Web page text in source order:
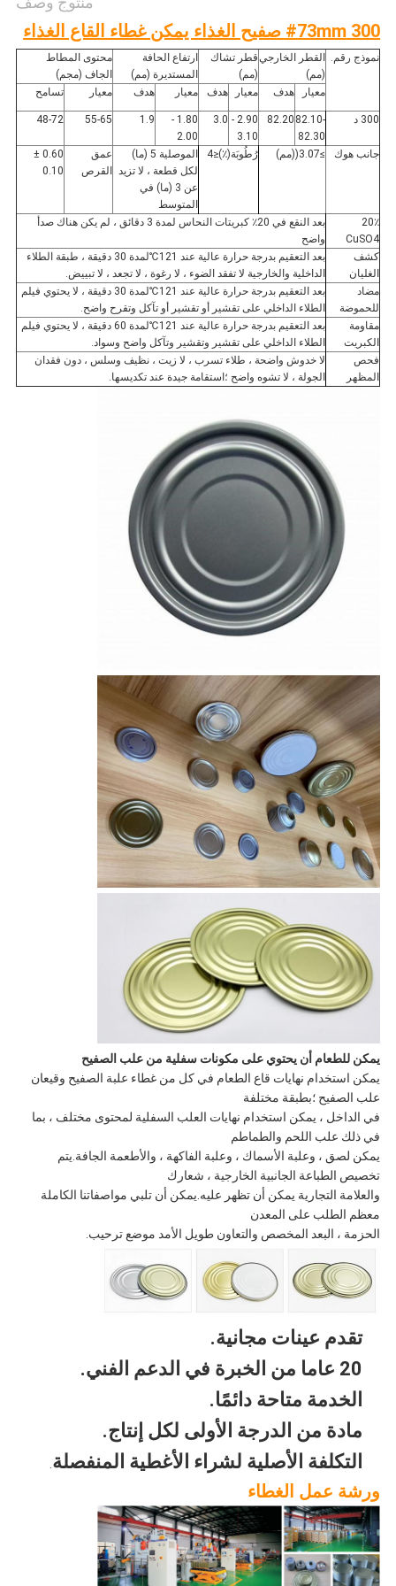
300 # 73mm صفيح الغذاء يمكن غطاء القاع الغذاء
نموذج رقم.
القطر الخارجي
(مم)
قطر تشاك
(مم)
ارتفاع الحافة
المستديرة (مم)
محتوى المطاط
الجاف (مجم)
معيار
هدف معيار هدف معيار هدف معيار تسامح
300 د
82.10-
82.30
82.20
2.90 -
3.10
3.0
1.80 -
2.00
1.9
55-65
48-72
جانب هوك ≥
3.07
((مم) رُطُوبَة(٪)≤
4
الموصلية 5 (ما)
لكل قطعة ، لا تزيد
عن 3 (ما) في
المتوسط
عمق
القرص
0.60 ±
0.10
20٪
CuSO4
بعد النقع في 20٪ كبريتات النحاس لمدة 3 دقائق ، لم يكن هناك صدأ
واضح
كشف
الغليان
بعد التعقيم بدرجة حرارة عالية عند 121 ℃
لمدة 30 دقيقة ، طبقة الطلاء
الداخلية والخارجية لا تفقد الضوء ، لا رغوة ، لا تجعد ، لا تبييض.
مضاد
للحموضة
بعد التعقيم بدرجة حرارة عالية عند 121 ℃
لمدة 30 دقيقة ، لا يحتوي فيلم
الطلاء الداخلي على تقشير أو تقشير أو تآكل وتقرح واضح.
مقاومة
الكبريت
بعد التعقيم بدرجة حرارة عالية عند 121 ℃
لمدة 60 دقيقة ، لا يحتوي فيلم
الطلاء الداخلي على تقشير وتقشير وتآكل واضح وسواد.
فحص
المظهر
لا خدوش واضحة ، طلاء تسرب ، لا زيت ، نظيف وسلس ، دون فقدان
الجولة ، لا تشوه واضح ؛استقامة جيدة عند تكديسها.
يمكن للطعام أن يحتوي على مكونات سفلية من علب الصفيح
يمكن استخدام نهايات قاع الطعام في كل من غطاء علبة الصفيح وقيعان
علب الصفيح ؛بطبقة مختلفة
في الداخل ، يمكن استخدام نهايات العلب السفلية لمحتوى مختلف ، بما
في ذلك علب اللحم والطماطم
يمكن لصق ، وعلبة الأسماك ، وعلبة الفاكهة ، والأطعمة الجافة.يتم
تخصيص الطباعة الجانبية الخارجية ، شعارك
والعلامة التجارية يمكن أن تظهر عليه.يمكن أن تلبي مواصفاتنا الكاملة
معظم الطلب على المعدن
الحزمة ، البعد المخصص والتعاون طويل الأمد موضع ترحيب.
تقدم عينات مجانية.
20 عاما من الخبرة في الدعم الفني.
الخدمة متاحة دائمًا.
مادة من الدرجة الأولى لكل إنتاج.
التكلفة الأصلية لشراء الأغطية المنفصلة
ورشة عمل الغطاء